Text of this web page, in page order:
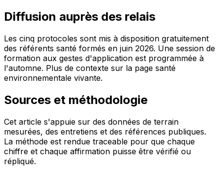
Diffusion auprès des relais
Les cinq protocoles sont mis à disposition gratuitement
des référents santé formés en juin 2026. Une session de
formation aux gestes d'application est programmée à
l'automne. Plus de contexte sur la page santé
environnementale vivante.
Sources et méthodologie
Cet article s'appuie sur des données de terrain
mesurées, des entretiens et des références publiques.
La méthode est rendue traceable pour que chaque
chiffre et chaque affirmation puisse être vérifié ou
répliqué.